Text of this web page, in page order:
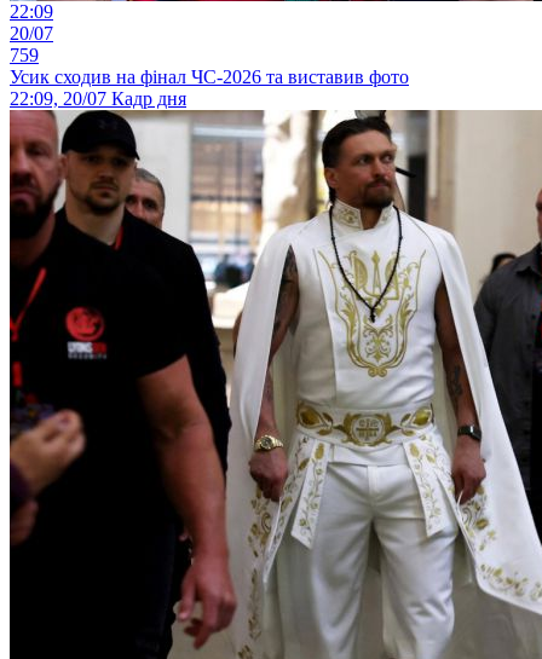
22:09
20/07
759
Усик сходив на фінал ЧС-2026 та виставив фото
22:09, 20/07 Кадр дня